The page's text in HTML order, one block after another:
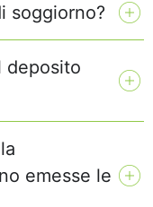
soggiorno?
deposito
emesse le